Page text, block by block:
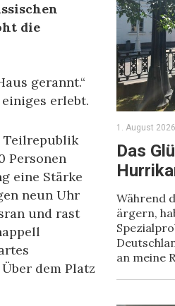
die
gerannt.“
erlebt.
Teilrepublik
Personen
eine Stärke
neun Uhr
und rast
dem Platz
1. August 2026
Das
Während
ärgern,
an meine